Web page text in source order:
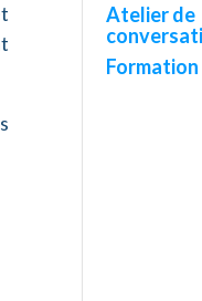
Atelier de